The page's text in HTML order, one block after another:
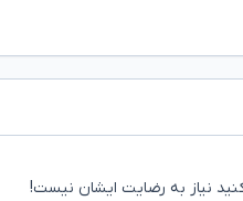
نیاز به رضایت ایشان نیست!